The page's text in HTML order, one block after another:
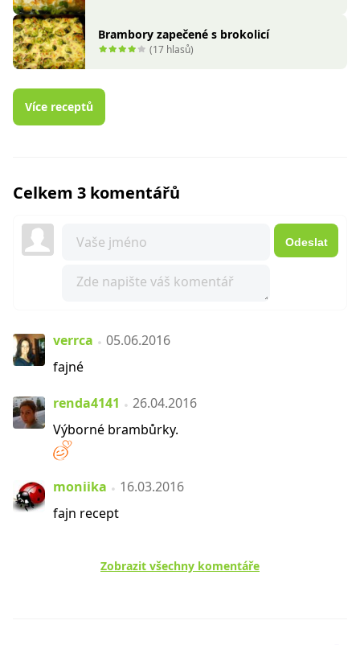
Brambory zapečené s brokolicí
(17 hlasů)
Více receptů
Celkem 3 komentářů
Odeslat
verrca
05.06.2016
fajné
renda4141
26.04.2016
Výborné brambůrky.
moniika
16.03.2016
fajn recept
Zobrazit všechny komentáře